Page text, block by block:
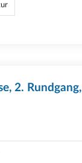
2. Rundgang,